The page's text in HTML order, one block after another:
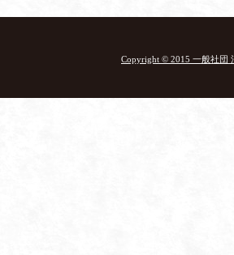
Copyright © 2015 一般社団